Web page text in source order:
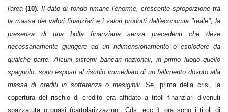
l'area(10) . Il dato di fondo rimane l'enorme, crescente sproporzione tra
la massa dei valori finanziari e i valori prodotti dall'economia "reale", la
presenza di una bolla finanziaria senza precedenti che deve
necessariamente giungere ad un ridimensionamento o esplodere da
qualche parte. Alcuni sistemi bancari nazionali, in primo luogo quello
spagnolo, sono esposti al rischio immediato di un fallimento dovuto alla
massa di crediti in sofferenza o inesigibili.
Se, prima della crisi, la
copertura del rischio di credito era affidato a titoli finanziari divenuti
spazzatuta o quasi (cartolarizzazioni, Cds, ecc..), ora sono i titoli di